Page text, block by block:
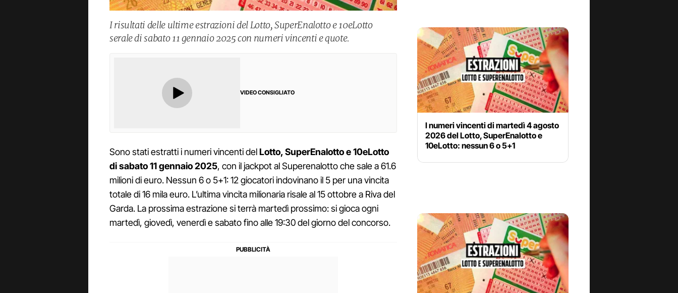
I risultati delle ultime estrazioni del Lotto, SuperEnalotto e 10eLotto
serale di sabato 11 gennaio 2025 con numeri vincenti e quote.
VIDEO CONSIGLIATO
Sono stati estratti i numeri vincenti delLotto, SuperEnalotto e 10eLotto
di sabato 11 gennaio 2025, con il jackpot al Superenalotto che sale a 61.6
milioni di euro. Nessun 6 o 5+1: 12 giocatori indovinano il 5 per una vincita
totale di 16 mila euro. L’ultima vincita milionaria risale al 15 ottobre a Riva del
Garda. La prossima estrazione si terrà martedì prossimo: si gioca ogni
martedì, giovedì, venerdì e sabato fino alle 19:30 del giorno del concorso.
I numeri vincenti di martedì 4 agosto
2026 del Lotto, SuperEnalotto e
10eLotto: nessun 6 o 5+1